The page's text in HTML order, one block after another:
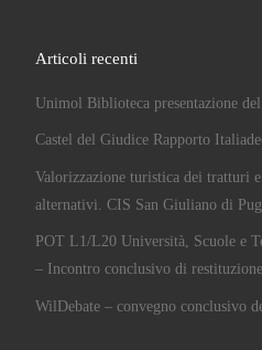
Articoli recenti
Unimol Biblioteca presentazione
Castel del Giudice Rapporto
Valorizzazione turistica dei tratturi
alternativi. CIS San Giuliano di
POT L1/L20 Università, Scuole e
– Incontro conclusivo di
WilDebate – convegno conclusivo